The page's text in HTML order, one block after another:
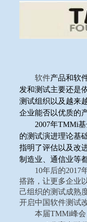
软件产品和软
发和测试主要还是
测试组织以及越来
企业能否以优质的
2007年TMMi
的测试演进理论基
指明了评估以及改
制造业、通信业等
10年后的2017
搭路，让更多企业
己组织的测试成熟
开启中国软件测试
本届TMMi峰